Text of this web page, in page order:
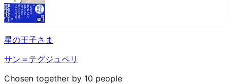
星の王子さま
サン＝テグジュペリ
Chosen together by 10 people